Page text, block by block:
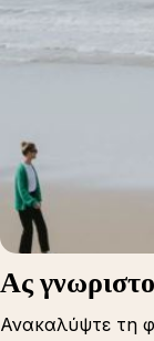
Ας
Ανακαλύψτε τη